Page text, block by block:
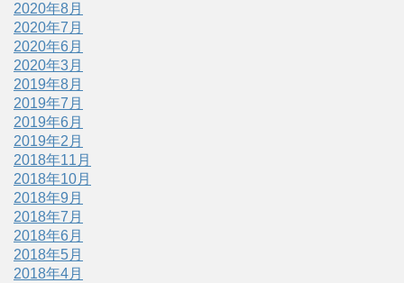
2020年8月
2020年7月
2020年6月
2020年3月
2019年8月
2019年7月
2019年6月
2019年2月
2018年11月
2018年10月
2018年9月
2018年7月
2018年6月
2018年5月
2018年4月